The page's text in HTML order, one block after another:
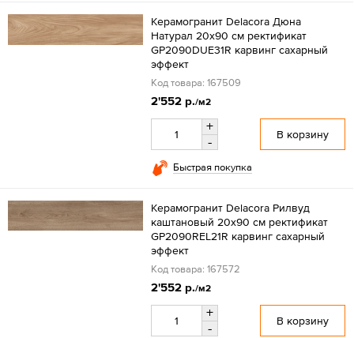
Керамогранит Delacora Дюна
Натурал 20x90 см ректификат
GP2090DUE31R карвинг сахарный
эффект
Код товара: 167509
2'552 р./м2
+
-
В корзину
Быстрая покупка
Керамогранит Delacora Рилвуд
каштановый 20x90 см ректификат
GP2090REL21R карвинг сахарный
эффект
Код товара: 167572
2'552 р./м2
+
-
В корзину